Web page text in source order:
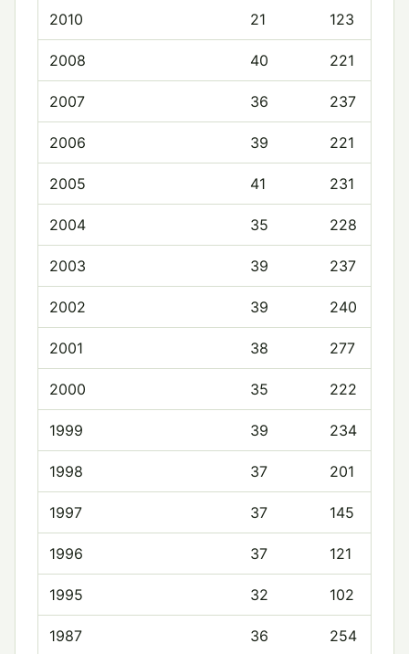
2010 21 123
2008 40 221
2007 36 237
2006 39 221
2005 41 231
2004 35 228
2003 39 237
2002 39 240
2001 38 277
2000 35 222
1999 39 234
1998 37 201
1997 37 145
1996 37 121
1995 32 102
1987 36 254